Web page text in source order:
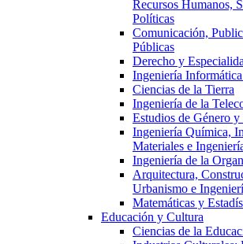
Recursos Humanos,
Políticas
Comunicación,
Públicas
Derecho y
Ingeniería
Ciencias de la Tierra
Ingeniería de la
Estudios de Género
Ingeniería Química,
Materiales e
Ingeniería de la
Arquitectura,
Urbanismo e
Matemáticas y
Educación y Cultura
Ciencias de la